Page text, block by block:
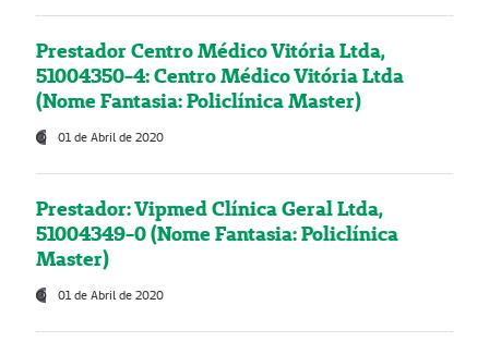
Prestador Centro Médico Vitória Ltda,
51004350-4: Centro Médico Vitória Ltda
(Nome Fantasia: Policlínica Master)
01 de Abril de 2020
Prestador: Vipmed Clínica Geral Ltda,
51004349-0 (Nome Fantasia: Policlínica
Master)
01 de Abril de 2020